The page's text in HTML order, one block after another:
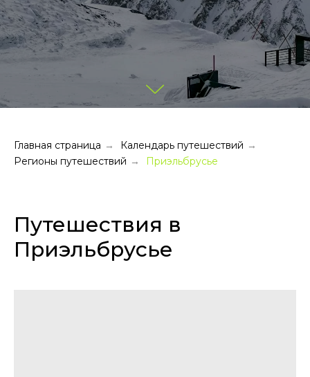
Главная страница → Календарь путешествий →
Регионы путешествий → Приэльбрусье
Путешествия в
Приэльбрусье